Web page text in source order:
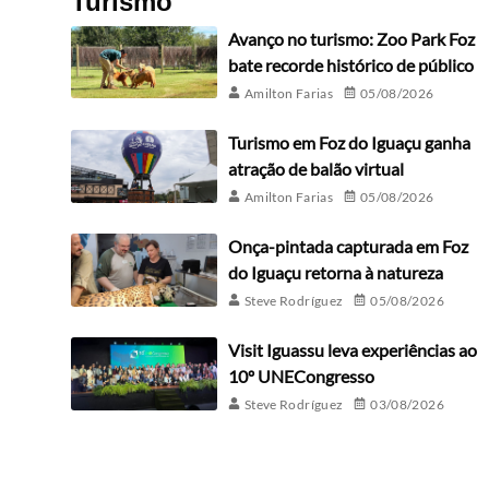
Avanço no turismo: Zoo Park Foz
bate recorde histórico de público
Amilton Farias 05/08/2026
Turismo em Foz do Iguaçu ganha
atração de balão virtual
Amilton Farias 05/08/2026
Onça-pintada capturada em Foz
do Iguaçu retorna à natureza
Steve Rodríguez 05/08/2026
Visit Iguassu leva experiências ao
10º UNECongresso
Steve Rodríguez 03/08/2026